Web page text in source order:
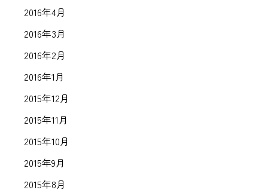
2016年4月
2016年3月
2016年2月
2016年1月
2015年12月
2015年11月
2015年10月
2015年9月
2015年8月